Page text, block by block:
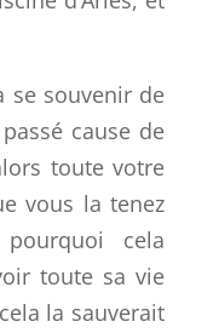
se souvenir de
cause de
toute votre
vous la tenez
cela
toute sa vie
la sauverait